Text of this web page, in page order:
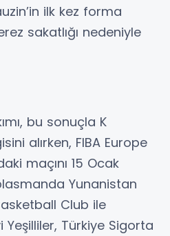
ilk kez forma
sakatlığı nedeniyle
bu sonuçla K
alırken, FIBA Europe
maçını 15 Ocak
Yunanistan
Club ile
Türkiye Sigorta